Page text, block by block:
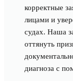
корректные
лицами и
судах. Наша
оттянуть
диагноза с